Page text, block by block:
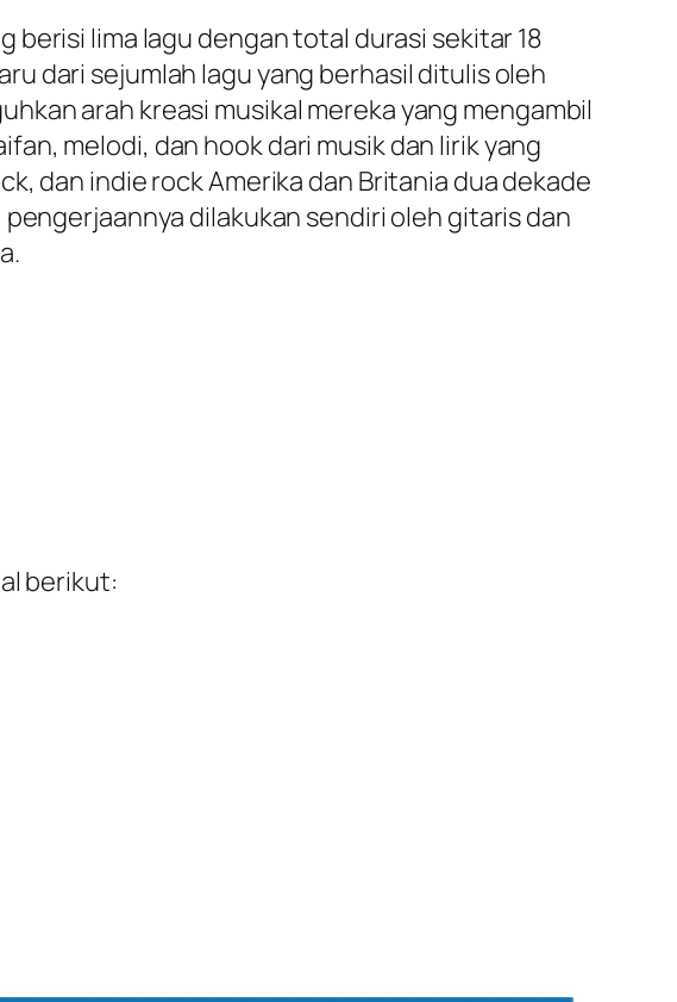
berisi lima lagu dengan total durasi sekitar 18
dari sejumlah lagu yang berhasil ditulis oleh
arah kreasi musikal mereka yang mengambil
melodi, dan hook dari musik dan lirik yang
dan indie rock Amerika dan Britania dua dekade
dilakukan sendiri oleh gitaris dan
berikut: